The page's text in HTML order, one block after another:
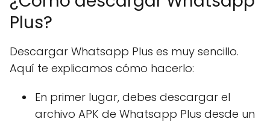
Plus?
Descargar Whatsapp Plus es muy sencillo.
Aquí te explicamos cómo hacerlo:
En primer lugar, debes descargar el
archivo APK de Whatsapp Plus desde un